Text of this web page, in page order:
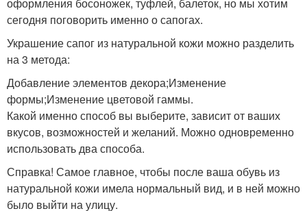
оформления босоножек, туфлей, балеток, но мы хотим
сегодня поговорить именно о сапогах.
Украшение сапог из натуральной кожи можно разделить
на 3 метода:
Добавление элементов декора;Изменение
формы;Изменение цветовой гаммы.
Какой именно способ вы выберите, зависит от ваших
вкусов, возможностей и желаний. Можно одновременно
использовать два способа.
Справка! Самое главное, чтобы после ваша обувь из
натуральной кожи имела нормальный вид, и в ней можно
было выйти на улицу.